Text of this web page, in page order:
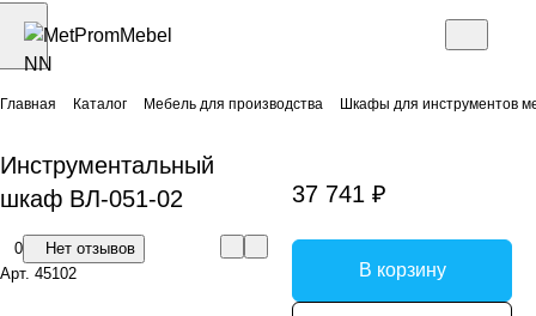
Главная Каталог Мебель для производства Шкафы для инструментов
Инструментальный
шкаф ВЛ-051-02
0
Нет отзывов
Арт. 45102
37 741 ₽
В корзину